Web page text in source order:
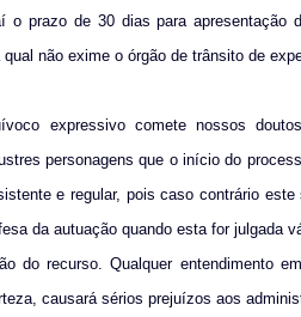
o prazo de 30 dias para
qual não exime o órgão de trânsito de
expressivo comete nossos
personagens que o início do
e regular, pois caso contrário
da autuação quando esta for julgada
do recurso. Qualquer entendimento
causará sérios prejuízos aos